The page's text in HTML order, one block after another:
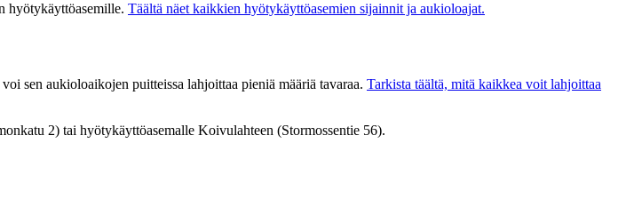
hyötykäyttöasemille. Täältä näet kaikkien hyötykäyttöasemien sijainnit ja aukioloajat.
sen aukioloaikojen puitteissa lahjoittaa pieniä määriä tavaraa. Tarkista täältä, mitä kaikkea voit lahjoittaa
2) tai hyötykäyttöasemalle Koivulahteen (Stormossentie 56).